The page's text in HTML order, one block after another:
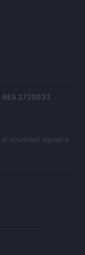
2729933
strumenti digitali e